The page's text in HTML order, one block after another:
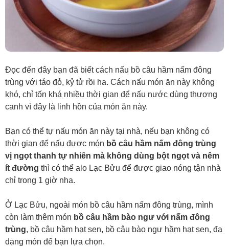
Đọc đến đây bạn đã biết cách nấu bồ câu hầm nấm đông
trùng với táo đỏ, kỷ tử rồi ha. Cách nấu món ăn này không
khó, chỉ tốn khá nhiều thời gian để nấu nước dùng thượng
canh vì đây là linh hồn của món ăn này.
Bạn có thể tự nấu món ăn này tại nhà, nếu bạn không có
thời gian để nấu được món bồ câu hầm nấm đông trùng
vị ngọt thanh tự nhiên mà không dùng bột ngọt và nêm
ít đường thì có thể alo Lạc Bửu để được giao nóng tận nhà
chỉ trong 1 giờ nha.
Ở Lạc Bửu, ngoài món bồ câu hầm nấm đông trùng, mình
còn làm thêm món bồ câu hầm bào ngư với nấm đông
trùng, bồ câu hầm hạt sen, bồ câu bào ngư hầm hạt sen, đa
dạng món để bạn lựa chọn.